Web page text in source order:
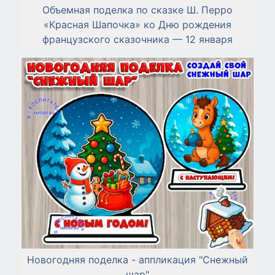
Объемная поделка по сказке Ш. Перро
«Красная Шапочка» ко Дню рождения
французского сказочника — 12 января
Новогодняя поделка - аппликация "Снежный